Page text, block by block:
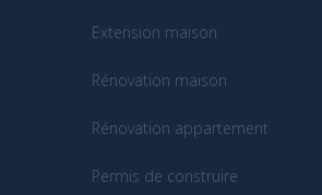
Extension maison
Rénovation maison
Rénovation appartement
Permis de construire